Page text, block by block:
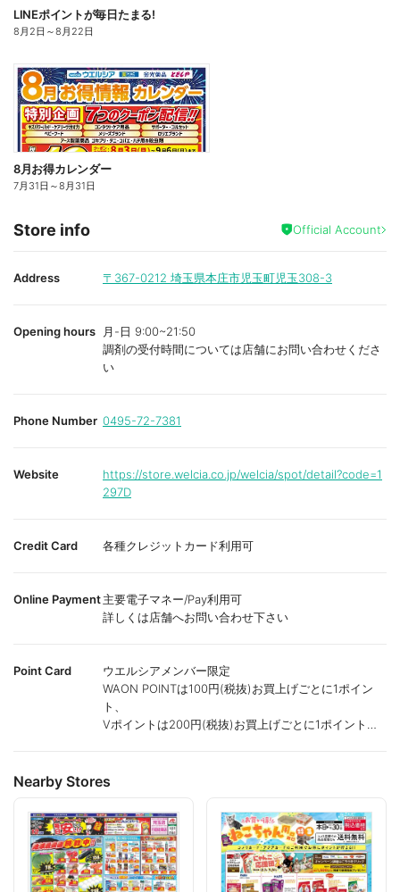
LINEポイントが毎日たまる!
8月2日 ～8月22日
8月お得カレンダー
7月31日 ～8月31日
Store info Official Account
Address 〒367-0212 埼玉県本庄市児玉町児玉308-3
Opening hours
月-日 9:00~21:50
調剤の受付時間については店舗にお問い合わせくださ
い
Phone Number 0495-72-7381
Website
https://store.welcia.co.jp/welcia/spot/detail?code=1
297D
Credit Card 各種クレジットカード利用可
Online Payment主要電子マネー/Pay利用可
詳しくは店舗へお問い合わせ下さい
Point Card
ウエルシアメンバー限定
WAON POINTは100円(税抜)お買上げごとに1ポイン
ト、
Vポイントは200円(税抜)お買上げごとに1ポイント進
Nearby Stores